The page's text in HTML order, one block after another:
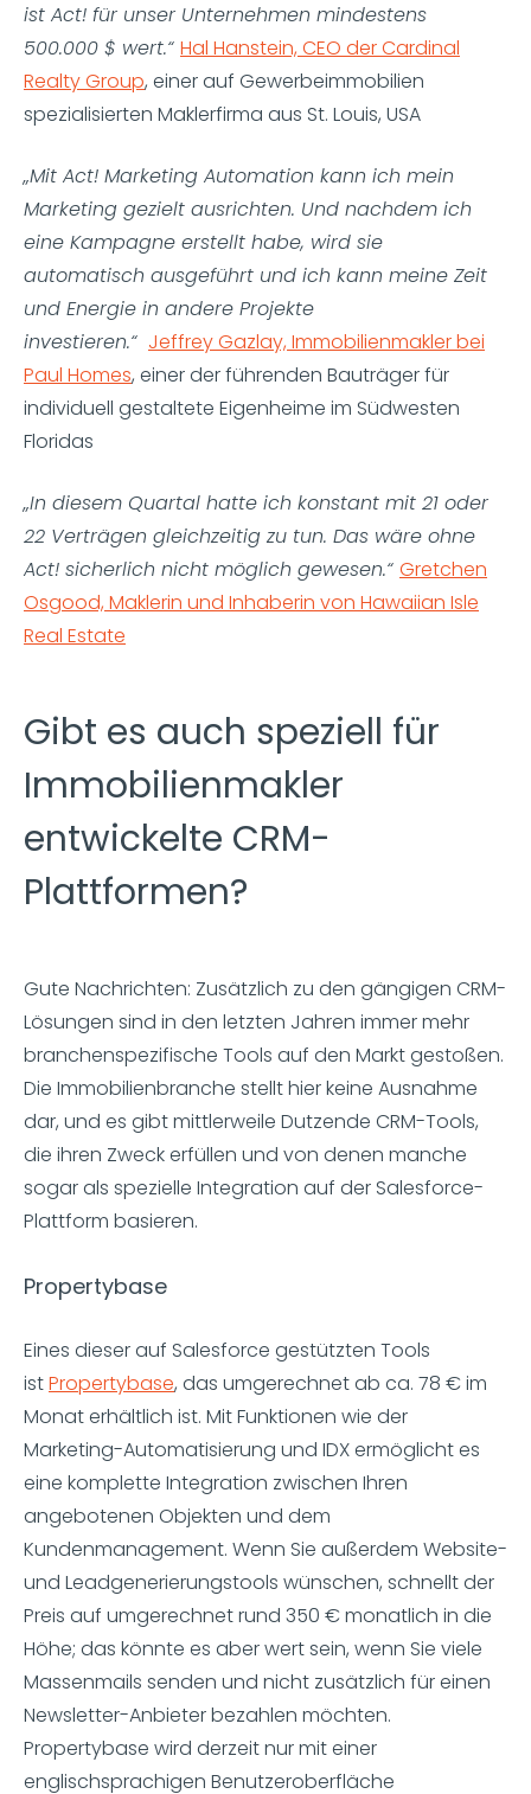
ist Act! für unser Unternehmen mindestens
500.000 $ wert.“ Hal Hanstein, CEO der Cardinal
Realty Group, einer auf Gewerbeimmobilien
spezialisierten Maklerfirma aus St. Louis, USA
„Mit Act! Marketing Automation kann ich mein
Marketing gezielt ausrichten. Und nachdem ich
eine Kampagne erstellt habe, wird sie
automatisch ausgeführt und ich kann meine Zeit
und Energie in andere Projekte
investieren.“ Jeffrey Gazlay, Immobilienmakler bei
Paul Homes, einer der führenden Bauträger für
individuell gestaltete Eigenheime im Südwesten
Floridas
„In diesem Quartal hatte ich konstant mit 21 oder
22 Verträgen gleichzeitig zu tun. Das wäre ohne
Act! sicherlich nicht möglich gewesen.“ Gretchen
Osgood, Maklerin und Inhaberin von Hawaiian Isle
Real Estate
Gibt es auch speziell für
Immobilienmakler
entwickelte CRM-
Plattformen?
Gute Nachrichten: Zusätzlich zu den gängigen CRM-
Lösungen sind in den letzten Jahren immer mehr
branchenspezifische Tools auf den Markt gestoßen.
Die Immobilienbranche stellt hier keine Ausnahme
dar, und es gibt mittlerweile Dutzende CRM-Tools,
die ihren Zweck erfüllen und von denen manche
sogar als spezielle Integration auf der Salesforce-
Plattform basieren.
Propertybase
Eines dieser auf Salesforce gestützten Tools
istPropertybase, das umgerechnet ab ca. 78 € im
Monat erhältlich ist. Mit Funktionen wie der
Marketing-Automatisierung und IDX ermöglicht es
eine komplette Integration zwischen Ihren
angebotenen Objekten und dem
Kundenmanagement. Wenn Sie außerdem Website-
und Leadgenerierungstools wünschen, schnellt der
Preis auf umgerechnet rund 350 € monatlich in die
Höhe; das könnte es aber wert sein, wenn Sie viele
Massenmails senden und nicht zusätzlich für einen
Newsletter-Anbieter bezahlen möchten.
Propertybase wird derzeit nur mit einer
englischsprachigen Benutzeroberfläche